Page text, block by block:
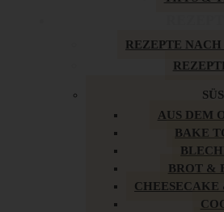
REZEPTE
SÜSS
AUS DEM
BAKE
BROT &